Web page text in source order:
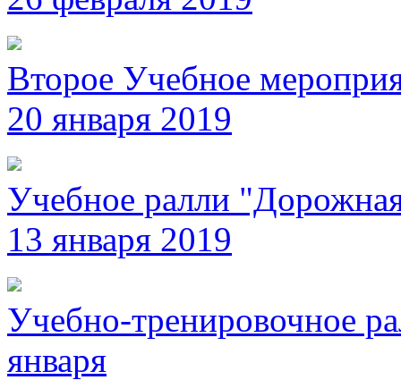
Второе Учебное
20 января 2019
Учебное ралли
13 января 2019
Учебно-тренировочное
января